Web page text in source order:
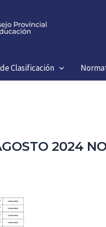
Clasificación
2024